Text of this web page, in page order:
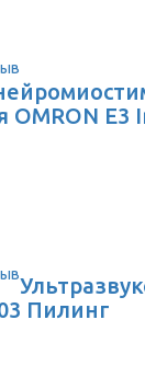
OMRON Е3
Пилинг